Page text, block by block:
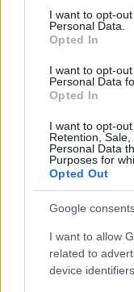
consent section.
I want to opt-
Personal Data.
Opted In
I want to opt-
Personal Data
Opted In
I want to opt-
Retention,
Personal Data
Purposes for
Opted Out
Google
I want to allow
related to
device
Sport